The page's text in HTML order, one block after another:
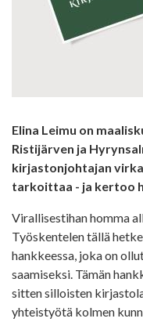
Elina Leimu on
Ristijärven ja
kirjastonjohtajan
tarkoittaa - ja kertoo
Virallisestihan homma
Työskentelen tällä
hankkeessa, joka on
saamiseksi. Tämän
sitten silloisten
yhteistyötä kolmen